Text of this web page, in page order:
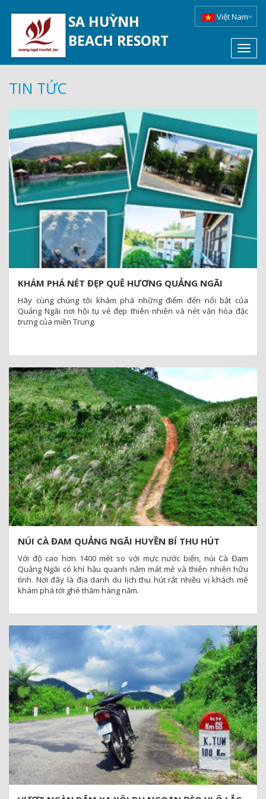
SA HUỲNH
BEACH RESORT
Việt Nam
TIN TỨC
KHÁM PHÁ NÉT ĐẸP QUÊ HƯƠNG QUẢNG NGÃI
Hãy cùng chúng tôi khám phá những điểm đến nổi bật của
Quảng Ngãi nơi hội tụ vẻ đẹp thiên nhiên và nét văn hóa đặc
trưng của miền Trung.
NÚI CÀ ĐAM QUẢNG NGÃI HUYỀN BÍ THU HÚT
NHỮNG NGƯỜI MÊ KHÁM PHÁ
Với độ cao hơn 1400 mét so với mực nước biển, núi Cà Đam
Quảng Ngãi có khí hậu quanh năm mát mẻ và thiên nhiên hữu
tình. Nơi đây là địa danh du lịch thu hút rất nhiều vị khách mê
khám phá tới ghé thăm hàng năm.